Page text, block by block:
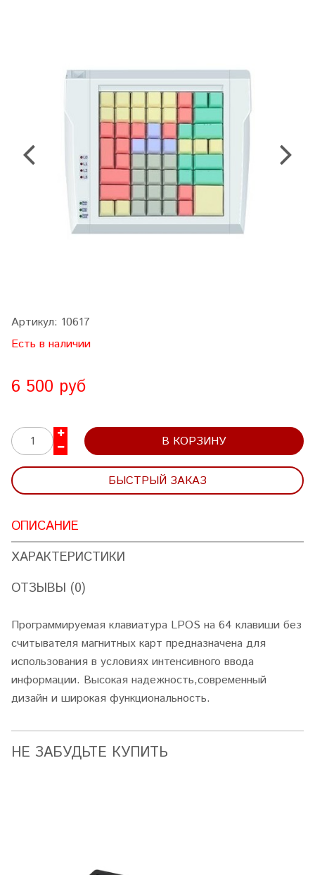
Артикул: 10617
Есть в наличии
6 500 руб
В КОРЗИНУ
БЫСТРЫЙ ЗАКАЗ
ОПИСАНИЕ
ХАРАКТЕРИСТИКИ
ОТЗЫВЫ (0)
Программируемая клавиатура LPOS на 64 клавиши без
считывателя магнитных карт предназначена для
использования в условиях интенсивного ввода
информации. Высокая надежность,современный
дизайн и широкая функциональность.
НЕ ЗАБУДЬТЕ КУПИТЬ